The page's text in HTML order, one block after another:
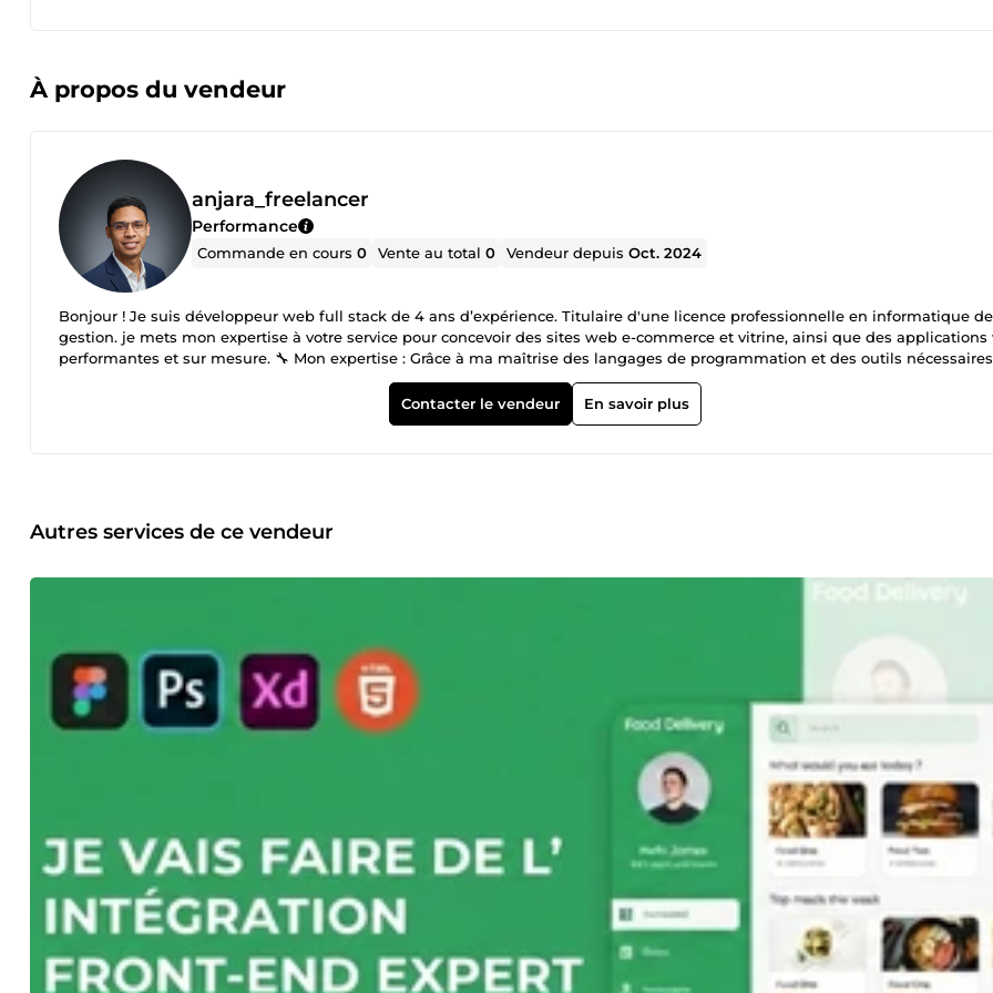
À propos du vendeur
anjara_freelancer
Performance
Commande en cours0 Vente au total0 Vendeur depuisOct. 2024
Bonjour ! Je suis développeur web full stack de 4 ans d’expérience. Titulaire d'une licence professionnelle en informatique de
gestion. je mets mon expertise à votre service pour concevoir des sites web e-commerce et vitrine, ainsi que des applications
performantes et sur mesure. 🔧 Mon expertise : Grâce à ma maîtrise des langages de programmation et des outils
conçois des sites web et des applications web performants qui répondent parfaitement à vos besoins. Mon approche intégrée
inclut l'optimisation de votre visibilité en ligne par des campagnes publicitaires stratégiques et la création de contenu web
captivant, garantissant ainsi une présence numérique efficace. 🌟 Pourquoi choisir mes services ? La satisfaction de mes
Contacter le vendeur En savoir plus
Autres services de ce vendeur